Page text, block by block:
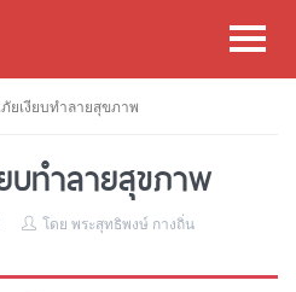
ยเงียบทำลายสุขภาพ
บทำลายสุขภาพ
โดย พระสุทธิพงษ์ กางถิ่น